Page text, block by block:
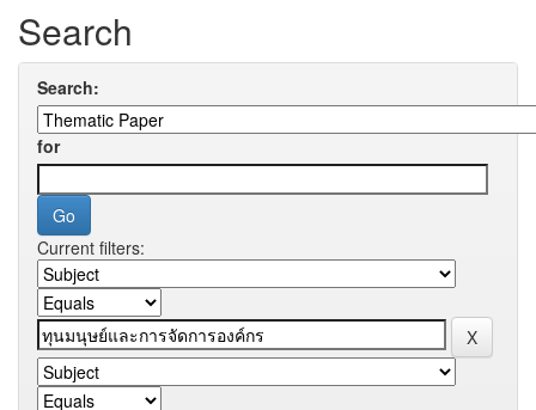
Search
Search:
for
Current filters: